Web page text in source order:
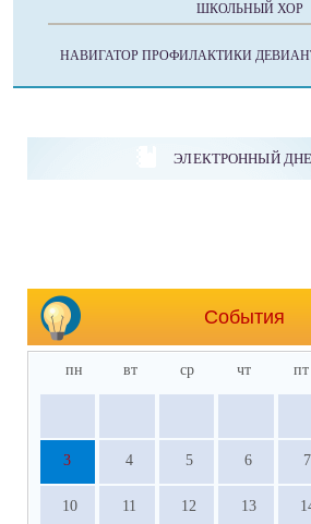
ШКОЛЬНЫЙ ХОР
НАВИГАТОР ПРОФИЛАКТИКИ
ЭЛЕКТРОННЫЙ
События
пн вт ср чт пт
3 4 5 6 7
10 11 12 13